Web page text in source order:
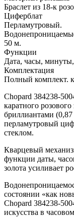
Браслет из 18-к
Циферблат
Перламутровый.
50 м.
Функции
Дата, часы,
Комплектация
Полный комплект.
Chopard 384238-
каратного
бриллиантами
перламутровый
стеклом.
Кварцевый
функции даты,
золота усиливает
состоянии «как
Chopard 384238-
искусства в